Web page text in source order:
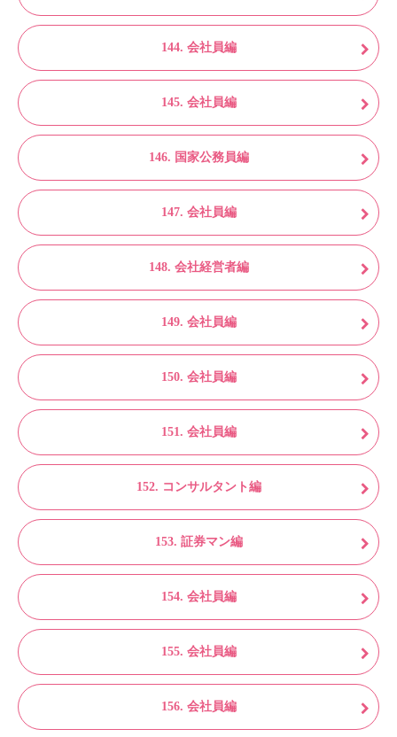
144. 会社員編
145. 会社員編
146. 国家公務員編
147. 会社員編
148. 会社経営者編
149. 会社員編
150. 会社員編
151. 会社員編
152. コンサルタント編
153. 証券マン編
154. 会社員編
155. 会社員編
156. 会社員編